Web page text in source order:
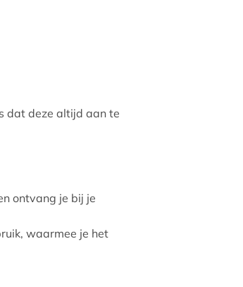
dat deze altijd aan te
ontvang je bij je
waarmee je het